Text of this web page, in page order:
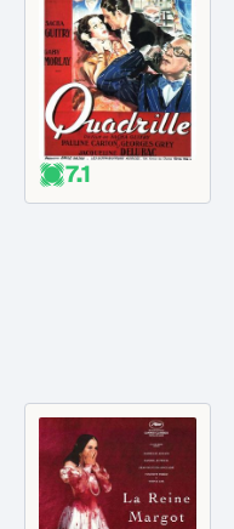
7.1